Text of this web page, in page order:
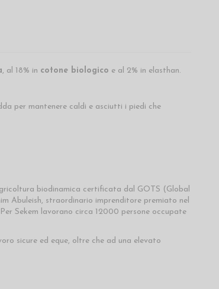
, al 18% in cotone biologico e al 2% in elasthan.
per mantenere caldi e asciutti i piedi che
biodinamica certificata dal GOTS (Global
Abuleish, straordinario imprenditore premiato nel
Sekem lavorano circa 12000 persone occupate
sicure ed eque, oltre che ad una elevato